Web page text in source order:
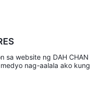
sa website ng DAH CHAN
nag-aalala ako kung